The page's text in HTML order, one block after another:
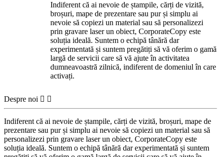
Indiferent că ai nevoie de ștampile, cărți de vizită,
broșuri, mape de prezentare sau pur și simplu ai
nevoie să copiezi un material sau să personalizezi
prin gravare laser un obiect, CorporateCopy este
soluția ideală. Suntem o echipă tânără dar
experimentată și suntem pregătiți să vă oferim o gamă
largă de servicii care să vă ajute în activitatea
dumneavoastră zilnică, indiferent de domeniul în care
activați.
Despre noi  
Indiferent că ai nevoie de ștampile, cărți de vizită, broșuri, mape de
prezentare sau pur și simplu ai nevoie să copiezi un material sau să
personalizezi prin gravare laser un obiect, CorporateCopy este
soluția ideală. Suntem o echipă tânără dar experimentată și suntem